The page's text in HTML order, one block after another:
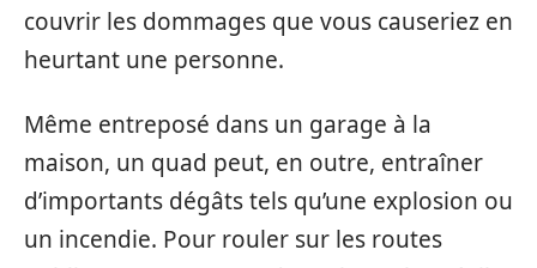
couvrir les dommages que vous causeriez en
heurtant une personne.
Même entreposé dans un garage à la
maison, un quad peut, en outre, entraîner
d’importants dégâts tels qu’une explosion ou
un incendie. Pour rouler sur les routes